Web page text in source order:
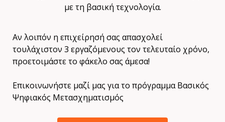
με τη βασική τεχνολογία.
Αν λοιπόν η επιχείρησή σας απασχολεί
τουλάχιστον 3 εργαζόμενους τον τελευταίο χρόνο,
προετοιμάστε το φάκελο σας άμεσα!
Επικοινωνήστε μαζί μας για το πρόγραμμα Βασικός
Ψηφιακός Μετασχηματισμός